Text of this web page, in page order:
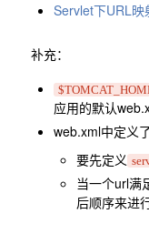
Servlet下URL映
补充：
应用的默认
web.xml中定义
要先定义
当一个url满
后顺序来进